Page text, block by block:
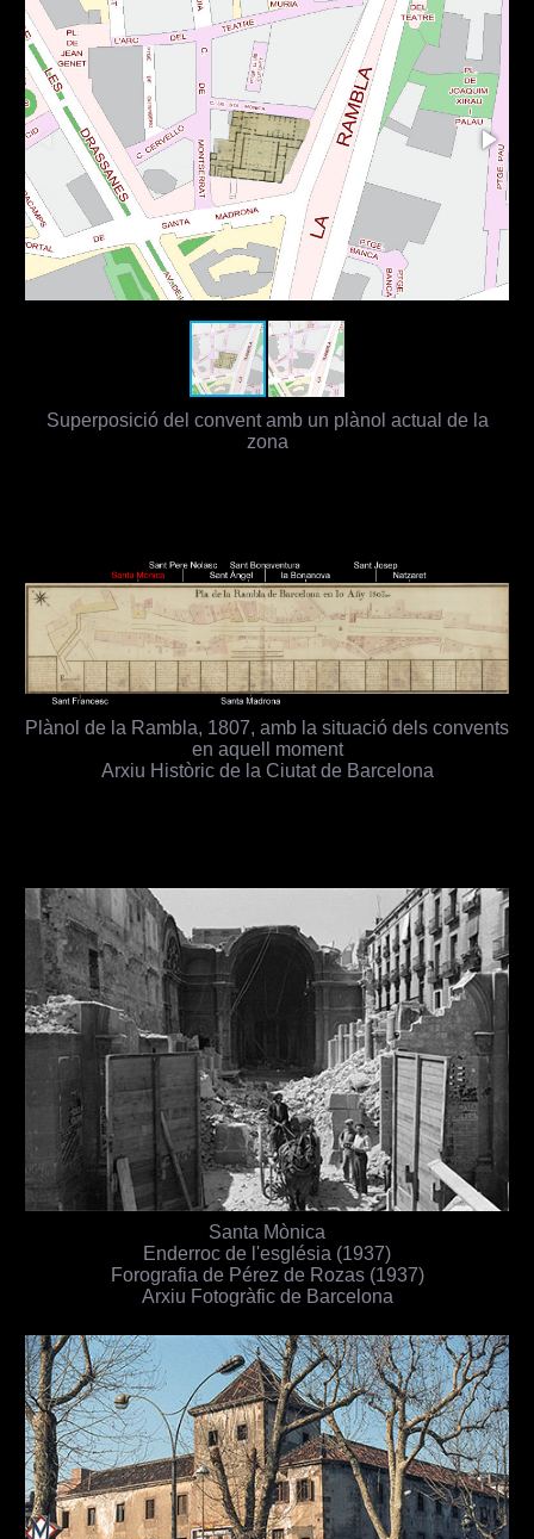
Superposició del convent amb un plànol actual de la
zona
Plànol de la Rambla, 1807, amb la situació dels convents
en aquell moment
Arxiu Històric de la Ciutat de Barcelona
Santa Mònica
Enderroc de l'església (1937)
Forografia de Pérez de Rozas (1937)
Arxiu Fotogràfic de Barcelona